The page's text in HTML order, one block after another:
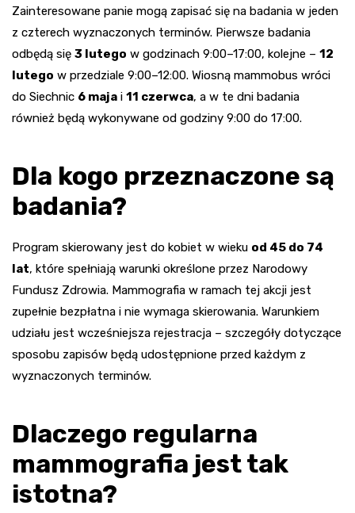
Zainteresowane panie mogą zapisać się na badania w jeden
z czterech wyznaczonych terminów. Pierwsze badania
odbędą się 3 lutego w godzinach 9:00–17:00, kolejne – 12
lutego w przedziale 9:00–12:00. Wiosną mammobus wróci
do Siechnic 6 maja i 11 czerwca, a w te dni badania
również będą wykonywane od godziny 9:00 do 17:00.
Dla kogo przeznaczone są
badania?
Program skierowany jest do kobiet w wieku od 45 do 74
lat, które spełniają warunki określone przez Narodowy
Fundusz Zdrowia. Mammografia w ramach tej akcji jest
zupełnie bezpłatna i nie wymaga skierowania. Warunkiem
udziału jest wcześniejsza rejestracja – szczegóły dotyczące
sposobu zapisów będą udostępnione przed każdym z
wyznaczonych terminów.
Dlaczego regularna
mammografia jest tak
istotna?